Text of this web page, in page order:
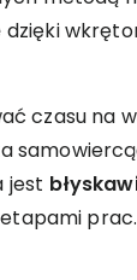
dzięki
czasu na
jest
prac.